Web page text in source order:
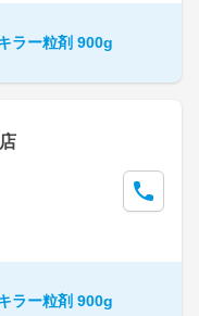
ラー粒剤 900g
ラー粒剤 900g